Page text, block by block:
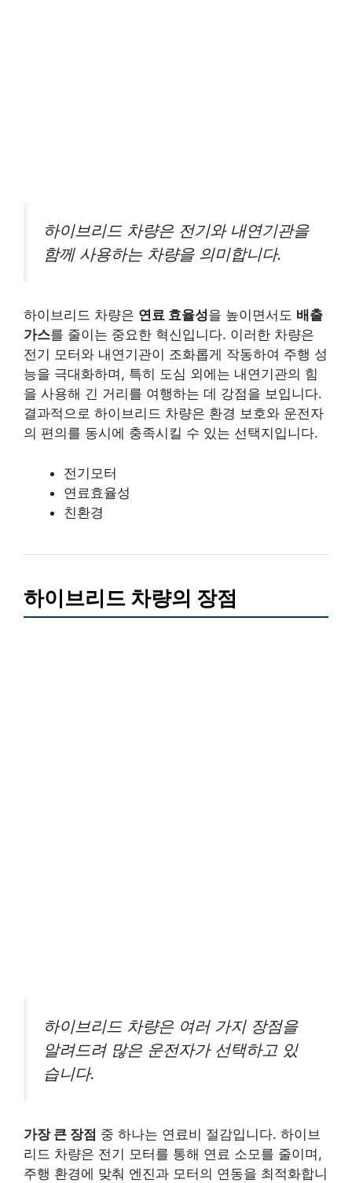
하이브리드 차량은 전기와 내연기관을
함께 사용하는 차량을 의미합니다.
하이브리드 차량은 연료 효율성을 높이면서도 배출
가스를 줄이는 중요한 혁신입니다. 이러한 차량은
전기 모터와 내연기관이 조화롭게 작동하여 주행 성
능을 극대화하며, 특히 도심 외에는 내연기관의 힘
을 사용해 긴 거리를 여행하는 데 강점을 보입니다.
결과적으로 하이브리드 차량은 환경 보호와 운전자
의 편의를 동시에 충족시킬 수 있는 선택지입니다.
전기모터
연료효율성
친환경
하이브리드 차량의 장점
하이브리드 차량은 여러 가지 장점을
알려드려 많은 운전자가 선택하고 있
습니다.
가장 큰 장점 중 하나는 연료비 절감입니다. 하이브
리드 차량은 전기 모터를 통해 연료 소모를 줄이며,
주행 환경에 맞춰 엔진과 모터의 연동을 최적화합니